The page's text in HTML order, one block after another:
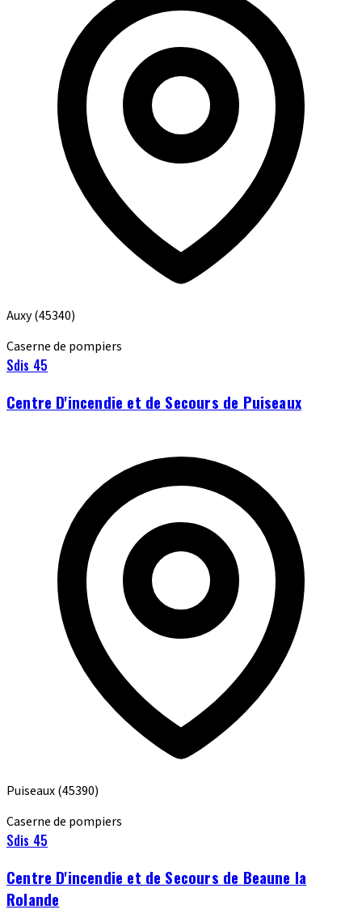
Auxy(45340)
Caserne de pompiers
Sdis 45
Centre D'incendie et de Secours de Puiseaux
Puiseaux(45390)
Caserne de pompiers
Sdis 45
Centre D'incendie et de Secours de Beaune la
Rolande